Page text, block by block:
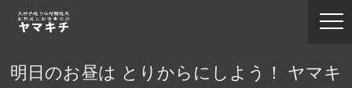
明日のお昼は とりからにしよう！ ヤマキ